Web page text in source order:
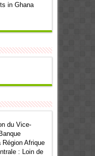
in Ghana
du Vice-
Afrique
: Loin de